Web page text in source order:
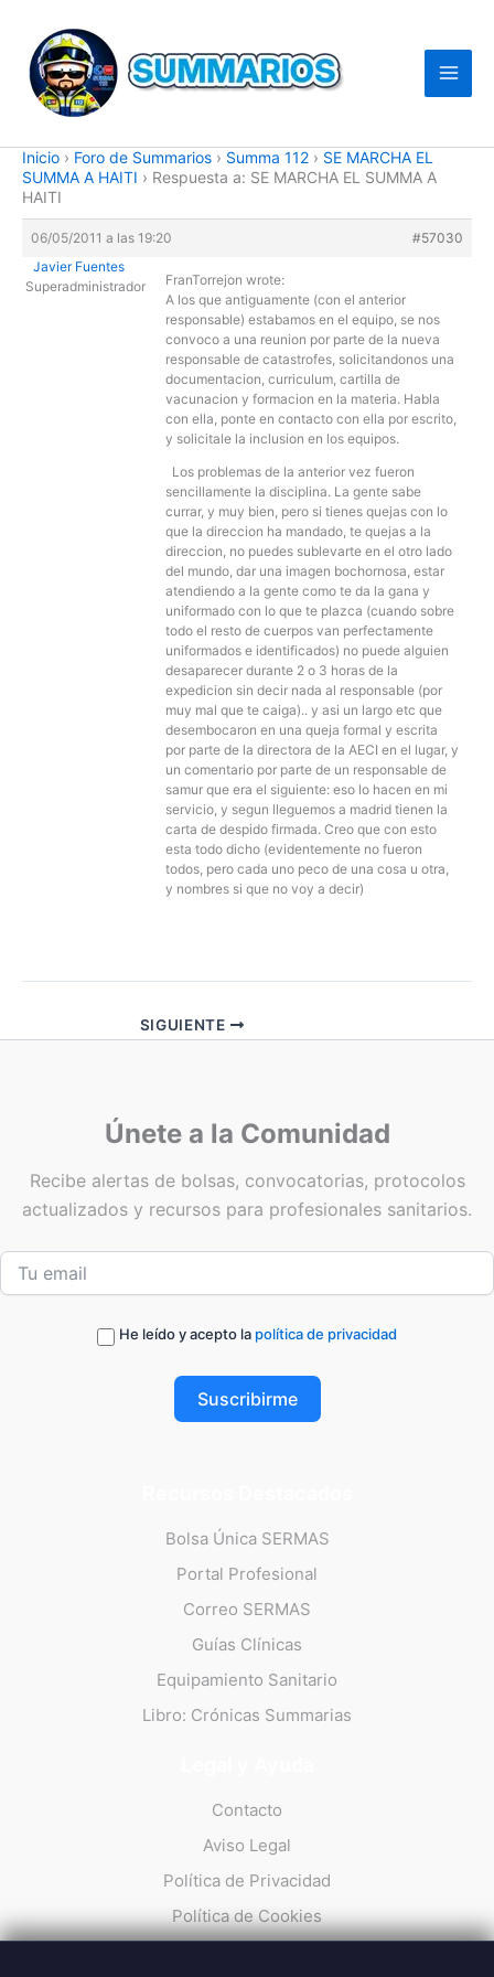
contenido
Inicio › Foro de Summarios › Summa 112 › SE MARCHA EL
SUMMA A HAITI › Respuesta a: SE MARCHA EL SUMMA A
HAITI
06/05/2011 a las 19:20
#57030
Javier Fuentes
Superadministrador
FranTorrejon wrote:
A los que antiguamente (con el anterior
responsable) estabamos en el equipo, se nos
convoco a una reunion por parte de la nueva
responsable de catastrofes, solicitandonos una
documentacion, curriculum, cartilla de
vacunacion y formacion en la materia. Habla
con ella, ponte en contacto con ella por escrito,
y solicitale la inclusion en los equipos.
Los problemas de la anterior vez fueron
sencillamente la disciplina. La gente sabe
currar, y muy bien, pero si tienes quejas con lo
que la direccion ha mandado, te quejas a la
direccion, no puedes sublevarte en el otro lado
del mundo, dar una imagen bochornosa, estar
atendiendo a la gente como te da la gana y
uniformado con lo que te plazca (cuando sobre
todo el resto de cuerpos van perfectamente
uniformados e identificados) no puede alguien
desaparecer durante 2 o 3 horas de la
expedicion sin decir nada al responsable (por
muy mal que te caiga).. y asi un largo etc que
desembocaron en una queja formal y escrita
por parte de la directora de la AECI en el lugar, y
un comentario por parte de un responsable de
samur que era el siguiente: eso lo hacen en mi
servicio, y segun lleguemos a madrid tienen la
carta de despido firmada. Creo que con esto
esta todo dicho (evidentemente no fueron
todos, pero cada uno peco de una cosa u otra,
y nombres si que no voy a decir)
SIGUIENTE
Únete a la Comunidad
Recibe alertas de bolsas, convocatorias, protocolos
actualizados y recursos para profesionales sanitarios.
He leído y acepto la política de privacidad
Suscribirme
Bolsa Única SERMAS
Portal Profesional
Correo SERMAS
Guías Clínicas
Equipamiento Sanitario
Libro: Crónicas Summarias
Contacto
Aviso Legal
Política de Privacidad
Política de Cookies